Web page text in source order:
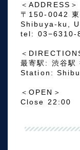
＜ADDRESS＞
〒150-0042 東
Shibuya-ku,
tel: 03−6310-
＜
最寄駅: 渋谷駅
Station:
＜OPEN＞
Close 22:00